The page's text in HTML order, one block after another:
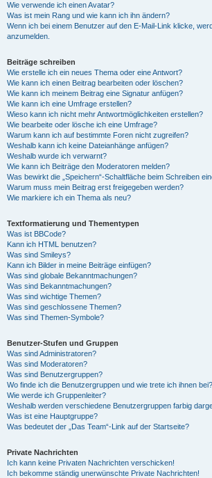
Wie verwende ich einen Avatar?
Was ist mein Rang und wie kann ich ihn ändern?
Wenn ich bei einem Benutzer auf den E-Mail-Link klicke,
anzumelden.
Beiträge schreiben
Wie erstelle ich ein neues Thema oder eine Antwort?
Wie kann ich einen Beitrag bearbeiten oder löschen?
Wie kann ich meinem Beitrag eine Signatur anfügen?
Wie kann ich eine Umfrage erstellen?
Wieso kann ich nicht mehr Antwortmöglichkeiten erstellen?
Wie bearbeite oder lösche ich eine Umfrage?
Warum kann ich auf bestimmte Foren nicht zugreifen?
Weshalb kann ich keine Dateianhänge anfügen?
Weshalb wurde ich verwarnt?
Wie kann ich Beiträge den Moderatoren melden?
Was bewirkt die „Speichern“-Schaltfläche beim Schreiben
Warum muss mein Beitrag erst freigegeben werden?
Wie markiere ich ein Thema als neu?
Textformatierung und Thementypen
Was ist BBCode?
Kann ich HTML benutzen?
Was sind Smileys?
Kann ich Bilder in meine Beiträge einfügen?
Was sind globale Bekanntmachungen?
Was sind Bekanntmachungen?
Was sind wichtige Themen?
Was sind geschlossene Themen?
Was sind Themen-Symbole?
Benutzer-Stufen und Gruppen
Was sind Administratoren?
Was sind Moderatoren?
Was sind Benutzergruppen?
Wo finde ich die Benutzergruppen und wie trete ich ihnen bei?
Wie werde ich Gruppenleiter?
Weshalb werden verschiedene Benutzergruppen farbig
Was ist eine Hauptgruppe?
Was bedeutet der „Das Team“-Link auf der Startseite?
Private Nachrichten
Ich kann keine Privaten Nachrichten verschicken!
Ich bekomme ständig unerwünschte Private Nachrichten!